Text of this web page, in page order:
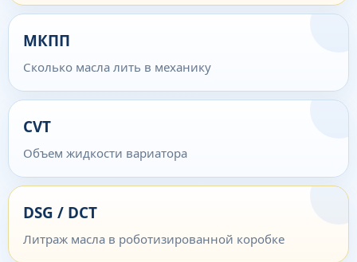
МКПП
Сколько масла лить в механику
CVT
Объем жидкости вариатора
DSG / DCT
Литраж масла в роботизированной коробке